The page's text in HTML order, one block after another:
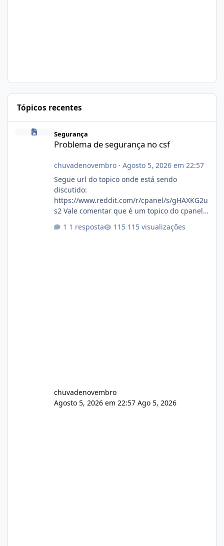
Tópicos recentes
Problema de segurança no csf
Segurança
Problema de segurança no csf
chuvadenovembro· Agosto 5, 2026 em 22:57
Segue url do topico onde está sendo
discutido:
https://www.reddit.com/r/cpanel/s/gHAXKG2u
s2 Vale comentar que é um topico do cpanel...
1 resposta 115 visualizações
chuvadenovembro
Agosto 5, 2026 em 22:57 Ago 5, 2026